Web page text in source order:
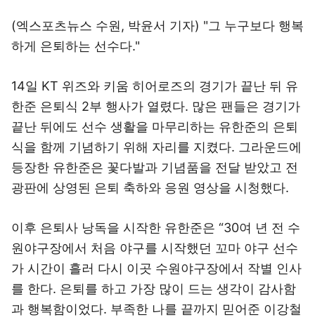
(엑스포츠뉴스 수원, 박윤서 기자) "그 누구보다 행복
하게 은퇴하는 선수다."
14일 KT 위즈와 키움 히어로즈의 경기가 끝난 뒤 유
한준 은퇴식 2부 행사가 열렸다. 많은 팬들은 경기가
끝난 뒤에도 선수 생활을 마무리하는 유한준의 은퇴
식을 함께 기념하기 위해 자리를 지켰다. 그라운드에
등장한 유한준은 꽃다발과 기념품을 전달 받았고 전
광판에 상영된 은퇴 축하와 응원 영상을 시청했다.
이후 은퇴사 낭독을 시작한 유한준은 “30여 년 전 수
원야구장에서 처음 야구를 시작했던 꼬마 야구 선수
가 시간이 흘러 다시 이곳 수원야구장에서 작별 인사
를 한다. 은퇴를 하고 가장 많이 드는 생각이 감사함
과 행복함이었다. 부족한 나를 끝까지 믿어준 이강철